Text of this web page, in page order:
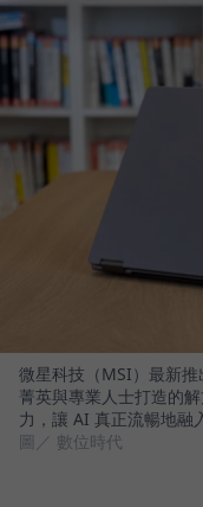
微星科技（MSI）最新
菁英與專業人士打造的
力，讓 AI 真正流暢地融
圖／ 數位時代